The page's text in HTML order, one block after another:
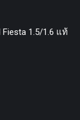
1.5/1.6 แท้